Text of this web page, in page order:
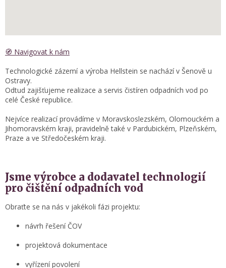
🧭 Navigovat k nám
Technologické zázemí a výroba Hellstein se nachází v Šenově u
Ostravy.
Odtud zajišťujeme realizace a servis čistíren odpadních vod po
celé České republice.
Nejvíce realizací provádíme v Moravskoslezském, Olomouckém a
Jihomoravském kraji, pravidelně také v Pardubickém, Plzeňském,
Praze a ve Středočeském kraji.
Jsme výrobce a dodavatel technologií
pro čištění odpadních vod
Obraťte se na nás v jakékoli fázi projektu:
návrh řešení ČOV
projektová dokumentace
vyřízení povolení